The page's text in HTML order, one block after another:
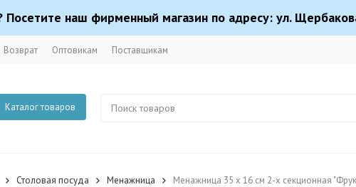
Посетите наш фирменный магазин по адресу: ул.
Возврат Оптовикам Поставщикам
Каталог товаров
Столовая посуда Менажница Менажница 35 х 16 см 2-х секционная